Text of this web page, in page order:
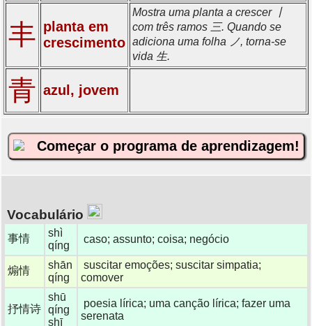
丰 planta em
crescimento
Mostra uma planta a crescer 丨
com três ramos 三. Quando se
adiciona uma folha ノ, torna-se
vida 生.
青 azul, jovem
Começar o programa de aprendizagem!
Vocabulário
事情
shì
qíng
caso; assunto; coisa; negócio
煽情
shān
qíng
suscitar emoções; suscitar simpatia;
comover
抒情诗
shū
qíng
shī
poesia lírica; uma canção lírica; fazer uma
serenata